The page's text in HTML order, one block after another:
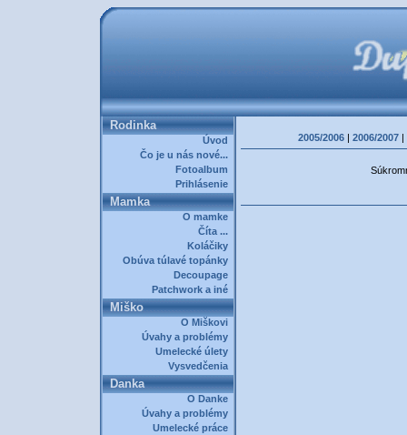
Rodinka
Úvod
Čo je u nás nové...
Fotoalbum
Prihlásenie
Mamka
O mamke
Číta ...
Koláčiky
Obúva túlavé topánky
Decoupage
Patchwork a iné
Miško
O Miškovi
Úvahy a problémy
Umelecké úlety
Vysvedčenia
Danka
O Danke
Úvahy a problémy
Umelecké práce
2005/2006 | 2006/2007 |